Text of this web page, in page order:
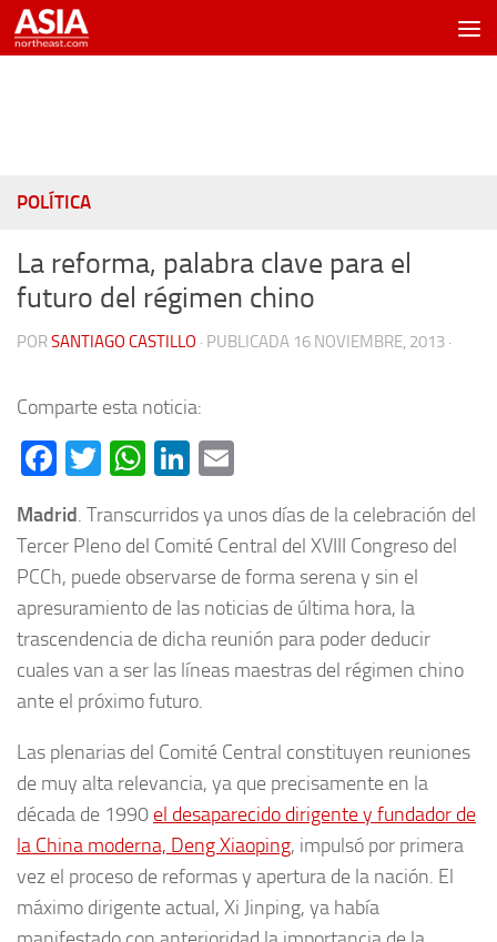
Saltar al contenido
POLÍTICA
La reforma, palabra clave para el
futuro del régimen chino
PORSANTIAGO CASTILLO · PUBLICADA 16 NOVIEMBRE, 2013 ·
Comparte esta noticia:
Facebook
TwitterWhatsApp
LinkedIn
Madrid. Transcurridos ya unos días de la celebración del
Tercer Pleno del Comité Central del XVIII Congreso del
PCCh, puede observarse de forma serena y sin el
apresuramiento de las noticias de última hora, la
trascendencia de dicha reunión para poder deducir
cuales van a ser las líneas maestras del régimen chino
ante el próximo futuro.
Las plenarias del Comité Central constituyen reuniones
de muy alta relevancia, ya que precisamente en la
década de 1990 el desaparecido dirigente y fundador de
la China moderna, Deng Xiaoping, impulsó por primera
vez el proceso de reformas y apertura de la nación. El
máximo dirigente actual, Xi Jinping, ya había